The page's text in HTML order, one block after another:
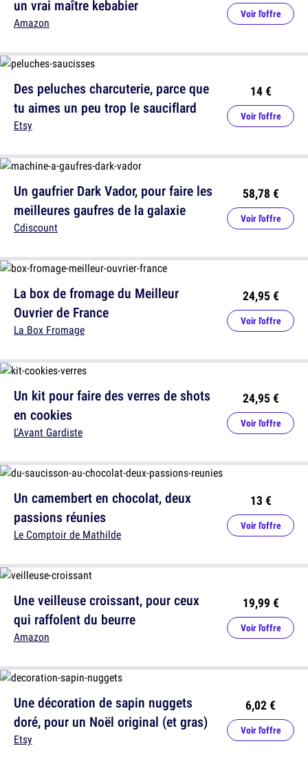
Des peluches charcuterie, parce que
tu aimes un peu trop le sauciflard
Etsy
14 €
Voir l'offre
La box de fromage du Meilleur
Ouvrier de France
La Box Fromage
24,95 €
Voir l'offre
Un camembert en chocolat, deux
passions réunies
Le Comptoir de Mathilde
13 €
Voir l'offre
Une décoration de sapin nuggets
doré, pour un Noël original (et gras)
Etsy
6,02 €
Voir l'offre
un vrai maître kebabier
Amazon
Voir l'offre
Un gaufrier Dark Vador, pour faire les
meilleures gaufres de la galaxie
Cdiscount
58,78 €
Voir l'offre
Un kit pour faire des verres de shots
en cookies
L'Avant Gardiste
24,95 €
Voir l'offre
Une veilleuse croissant, pour ceux
qui raffolent du beurre
Amazon
19,99 €
Voir l'offre